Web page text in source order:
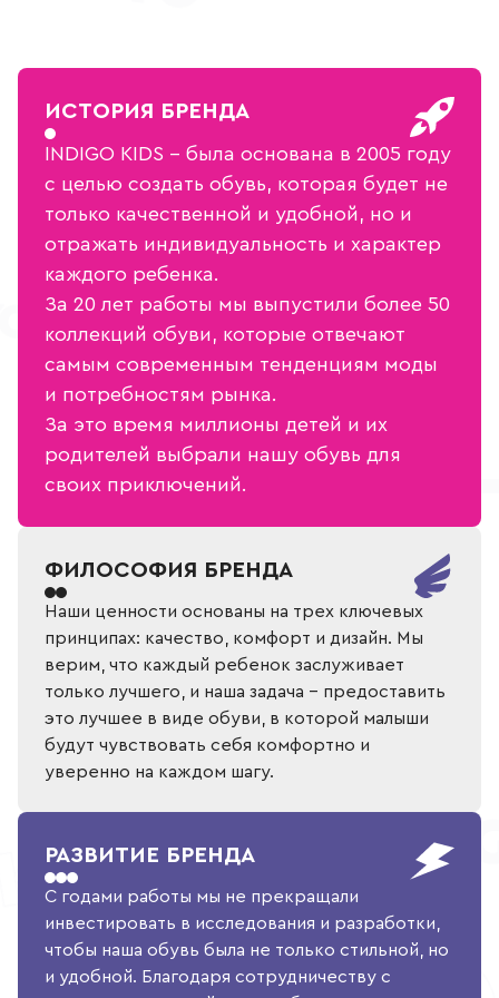
ИСТОРИЯ БРЕНДА
INDIGO KIDS – была основана в 2005 году
с целью создать обувь, которая будет не
только качественной и удобной, но и
отражать индивидуальность и характер
каждого ребенка.
За 20 лет работы мы выпустили более 50
коллекций обуви, которые отвечают
самым современным тенденциям моды
и потребностям рынка.
За это время миллионы детей и их
родителей выбрали нашу обувь для
своих приключений.
ФИЛОСОФИЯ БРЕНДА
Наши ценности основаны на трех ключевых
принципах: качество, комфорт и дизайн. Мы
верим, что каждый ребенок заслуживает
только лучшего, и наша задача – предоставить
это лучшее в виде обуви, в которой малыши
будут чувствовать себя комфортно и
уверенно на каждом шагу.
РАЗВИТИЕ БРЕНДА
С годами работы мы не прекращали
инвестировать в исследования и разработки,
чтобы наша обувь была не только стильной, но
и удобной. Благодаря сотрудничеству с